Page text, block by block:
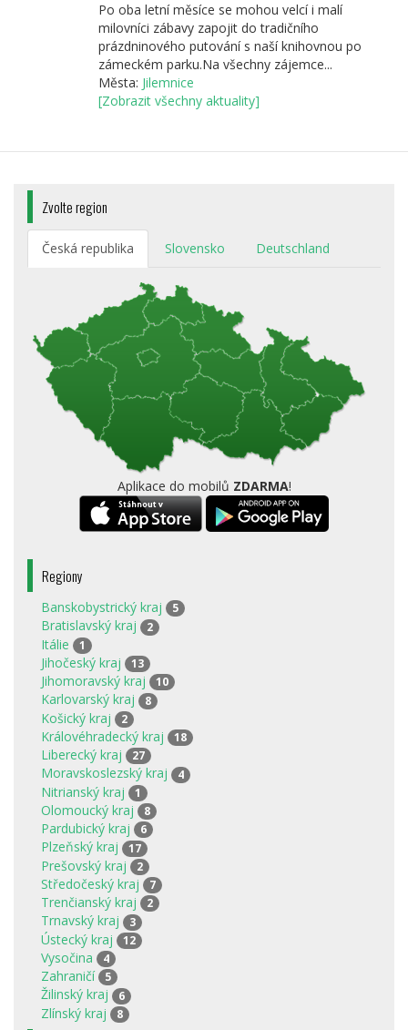
Po oba letní měsíce se mohou velcí i malí
milovníci zábavy zapojit do tradičního
prázdninového putování s naší knihovnou po
zámeckém parku.Na všechny zájemce...
Města: Jilemnice
[Zobrazit všechny aktuality]
Zvolte region
Česká republika Slovensko Deutschland
Aplikace do mobilů ZDARMA!
Regiony
Banskobystrický kraj 5
Bratislavský kraj 2
Itálie 1
Jihočeský kraj 13
Jihomoravský kraj 10
Karlovarský kraj 8
Košický kraj 2
Královéhradecký kraj 18
Liberecký kraj 27
Moravskoslezský kraj 4
Nitrianský kraj 1
Olomoucký kraj 8
Pardubický kraj 6
Plzeňský kraj 17
Prešovský kraj 2
Středočeský kraj 7
Trenčianský kraj 2
Trnavský kraj 3
Ústecký kraj 12
Vysočina 4
Zahraničí 5
Žilinský kraj 6
Zlínský kraj 8